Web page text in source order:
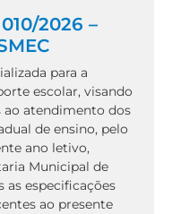
2026 –
para a
escolar, visando
ao atendimento dos
de ensino, pelo
ano letivo,
Municipal de
as especificações
ao presente